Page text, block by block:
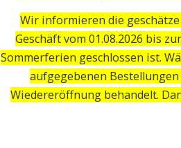
Wir informieren die geschätze
Geschäft vom 01.08.2026 bis
Sommerferien geschlossen ist.
aufgegebenen
Wiedereröffnung behandelt.